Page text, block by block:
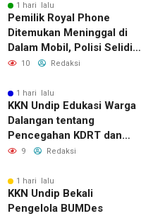
1 hari lalu
Pemilik Royal Phone
Ditemukan Meninggal di
Dalam Mobil, Polisi Selidiki
Dugaan Keterkaitan
10 Redaksi
1 hari lalu
KKN Undip Edukasi Warga
Dalangan tentang
Pencegahan KDRT dan
Komunikasi Keluarga
9 Redaksi
1 hari lalu
KKN Undip Bekali
Pengelola BUMDes